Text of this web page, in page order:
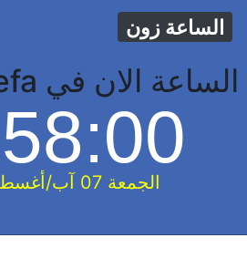
الساعة زون
الساعة الان في Falefa ، ساموا
الجمعة 07 آب/أغسطس 2026